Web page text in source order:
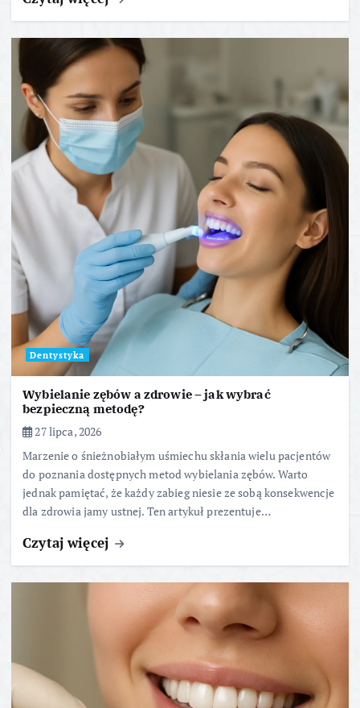
Dentystyka
Wybielanie zębów a zdrowie – jak wybrać
bezpieczną metodę?
27 lipca, 2026
Marzenie o śnieżnobiałym uśmiechu skłania wielu pacjentów
do poznania dostępnych metod wybielania zębów. Warto
jednak pamiętać, że każdy zabieg niesie ze sobą konsekwencje
dla zdrowia jamy ustnej. Ten artykuł prezentuje…
Czytaj więcej